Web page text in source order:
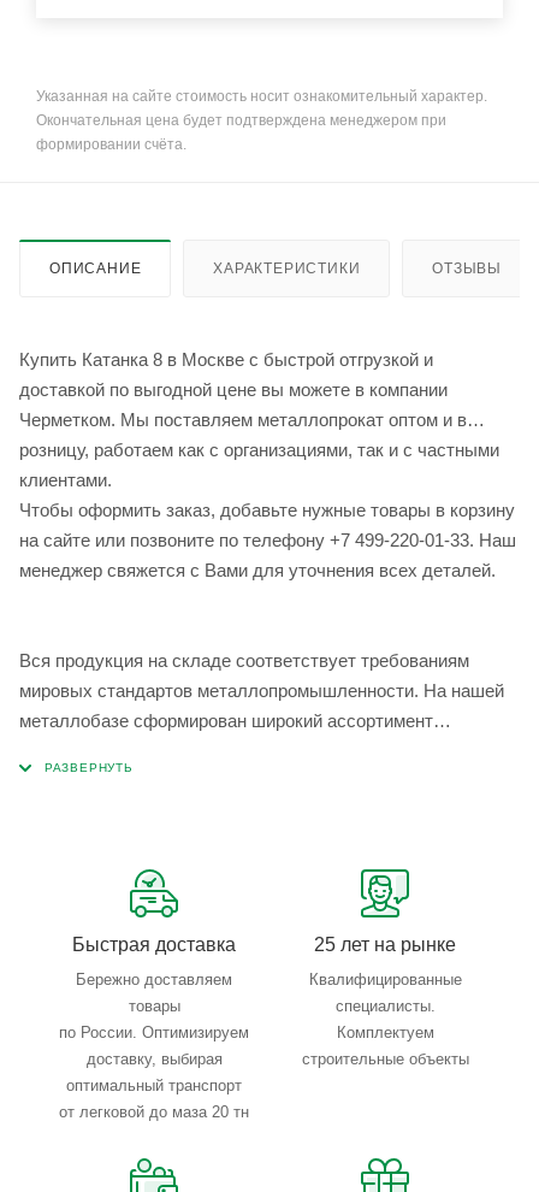
Указанная на сайте стоимость носит ознакомительный характер.
Окончательная цена будет подтверждена менеджером при
формировании счёта.
ОПИСАНИЕ ХАРАКТЕРИСТИКИ ОТЗЫВЫ
Купить Катанка 8 в Москве с быстрой отгрузкой и
доставкой по выгодной цене вы можете в компании
Черметком. Мы поставляем металлопрокат оптом и в
розницу, работаем как с организациями, так и с частными
клиентами.
Чтобы оформить заказ, добавьте нужные товары в корзину
на сайте или позвоните по телефону +7 499-220-01-33. Наш
менеджер свяжется с Вами для уточнения всех деталей.
Вся продукция на складе соответствует требованиям
мировых стандартов металлопромышленности. На нашей
металлобазе сформирован широкий ассортимент
Быстрая доставка
Бережно доставляем
товары
по России. Оптимизируем
доставку, выбирая
оптимальный транспорт
от легковой до маза 20 тн
25 лет на рынке
Квалифицированные
специалисты.
Комплектуем
строительные объекты